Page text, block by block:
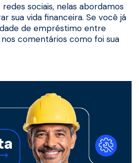
sociais, nelas abordamos
sua vida financeira. Se você já
de empréstimo entre
nos comentários como foi sua